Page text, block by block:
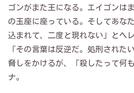
ゴンがまた王になる。エイゴンは
の玉座に座っている。そしてあな
込まれて、二度と現れない」とヘレ
「その言葉は反逆だ。処刑された
脅しをかけるが、「殺したって何
ナ。